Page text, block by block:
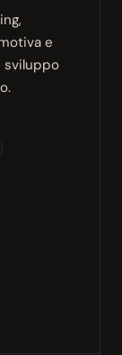
e
sviluppo